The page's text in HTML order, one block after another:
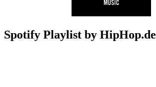
Spotify Playlist by HipHop.de